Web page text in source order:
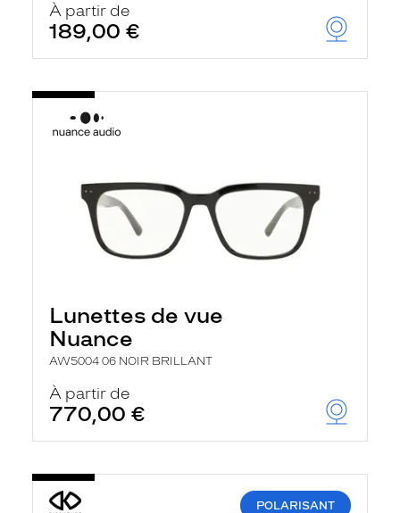
À partir de
189,00 €
Lunettes de vue
Nuance
AW5004 06 NOIR BRILLANT
À partir de
770,00 €
POLARISANT